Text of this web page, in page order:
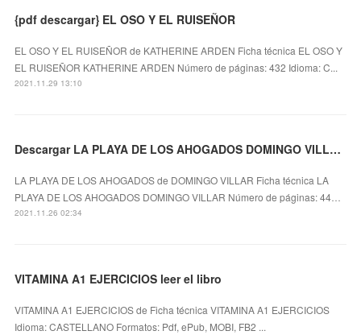
{pdf descargar} EL OSO Y EL RUISEÑOR
EL OSO Y EL RUISEÑOR de KATHERINE ARDEN Ficha técnica EL OSO Y
EL RUISEÑOR KATHERINE ARDEN Número de páginas: 432 Idioma: C...
2021.11.29 13:10
Descargar LA PLAYA DE LOS AHOGADOS DOMINGO VILLAR Gratis - EPUB, PDF y MOBI
LA PLAYA DE LOS AHOGADOS de DOMINGO VILLAR Ficha técnica LA
PLAYA DE LOS AHOGADOS DOMINGO VILLAR Número de páginas: 44…
2021.11.26 02:34
VITAMINA A1 EJERCICIOS leer el libro
VITAMINA A1 EJERCICIOS de Ficha técnica VITAMINA A1 EJERCICIOS
Idioma: CASTELLANO Formatos: Pdf, ePub, MOBI, FB2 ...